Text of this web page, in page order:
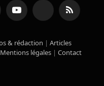
YouTube TikTok RSS
& rédaction | Articles
Mentions légales | Contact